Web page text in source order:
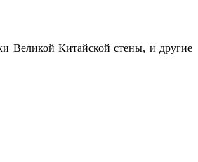
Великой Китайской стены, и другие